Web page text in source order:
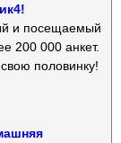
и посещаемый
200 000 анкет.
половинку!